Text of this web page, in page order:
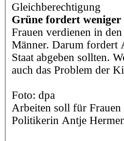
Gleichberechtigung
Grüne fordert
Frauen verdienen in
Männer. Darum fordert
Staat abgeben sollten.
auch das Problem der
Foto: dpa
Arbeiten soll für
Politikerin Antje